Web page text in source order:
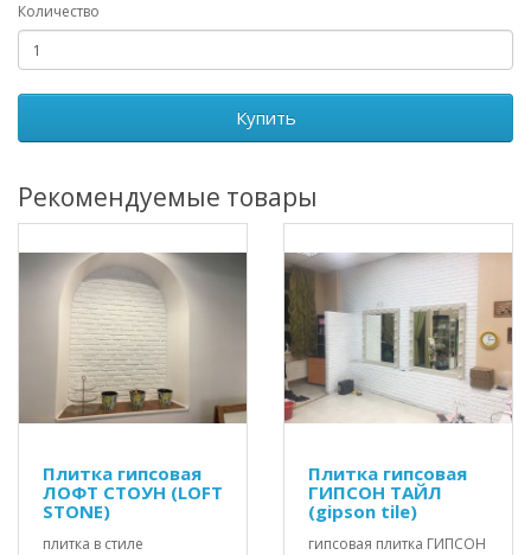
Количество
Купить
Рекомендуемые товары
Плитка гипсовая
ЛОФТ СТОУН (LOFT
STONE)
плитка в стиле
Плитка гипсовая
ГИПСОН ТАЙЛ
(gipson tile)
гипсовая плитка ГИПСОН